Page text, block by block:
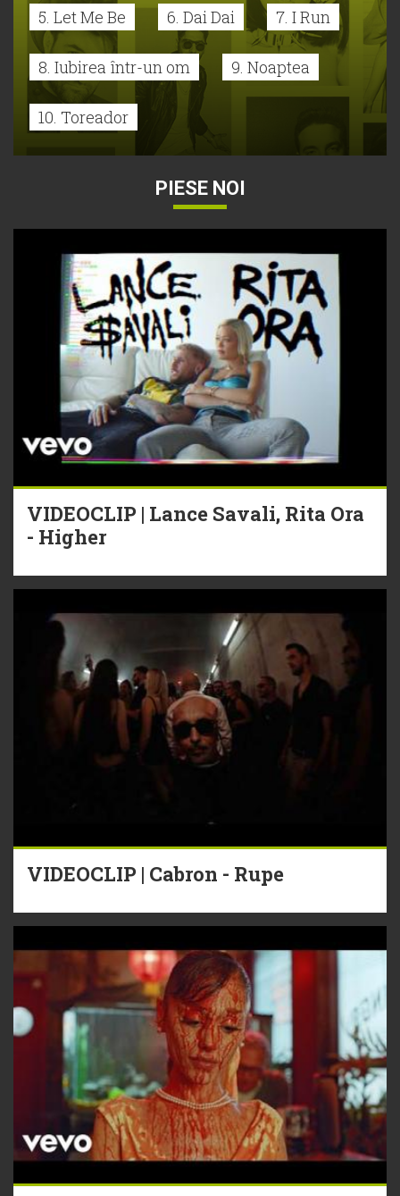
5. Let Me Be 6. Dai Dai 7. I Run
8. Iubirea într-un om 9. Noaptea
10. Toreador
PIESE NOI
VIDEOCLIP | Lance Savali, Rita Ora
- Higher
VIDEOCLIP | Cabron - Rupe